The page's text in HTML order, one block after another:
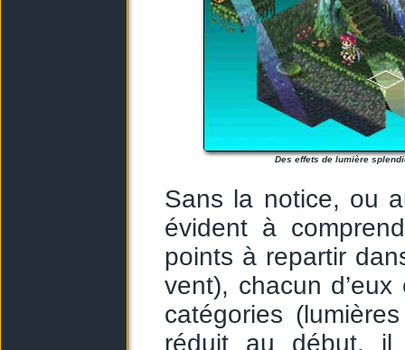
Des effets de lumière
Sans la notice, ou
évident à
points à repartir
vent), chacun
catégories
réduit au début, il